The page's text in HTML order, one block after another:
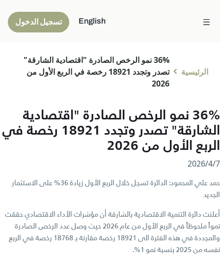
English تسجيل الدخول
الرئيسية
36% نمو الرخص الصادرة "اقتصادية الشارقة"
تصدر وتجدد 18921 رخصة في الربع الأول من
2026
36% نمو الرخص الصادرة "اقتصادية
الشارقة" تصدر وتجدد 18921 رخصة في
الربع الأول من 2026
7‏/4‏/2026
حمد علي المحمود: الدائرة تسجل خلال الربع الأول زيادة 36% على الاستثمار
الجديد
أعلنت دائرة التنمية الاقتصادية بالشارقة أن مؤشرات الأداء الاقتصادي حققت
نمواً ملحوظاً في الربع الأول من عام 2026 حيث وصل عدد الرخص الصادرة
والمجددة في هذه الفترة الى 18921 رخصة مقارنة بـ 18768 رخصة في الربع
نفسه من 2025 بنسبة نمو 1%.